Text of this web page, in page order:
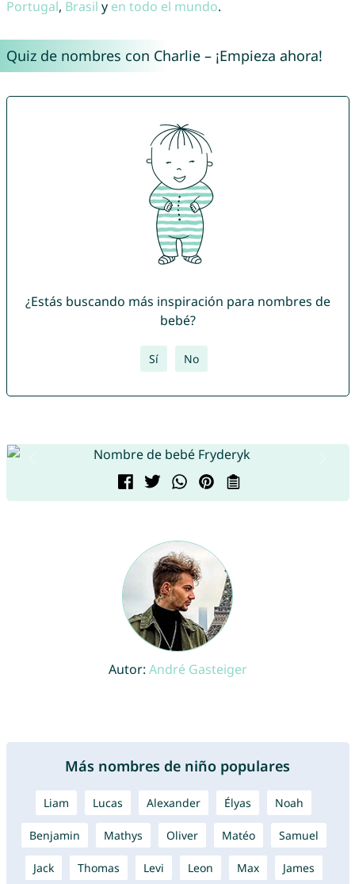
Portugal, Brasil y en todo el mundo.
Quiz de nombres con Charlie – ¡Empieza ahora!
¿Estás buscando más inspiración para nombres de
bebé?
Sí No
Autor: André Gasteiger
Más nombres de niño populares
Liam Lucas Alexander Élyas Noah
Benjamin Mathys Oliver Matéo Samuel
Jack Thomas Levi Leon Max James